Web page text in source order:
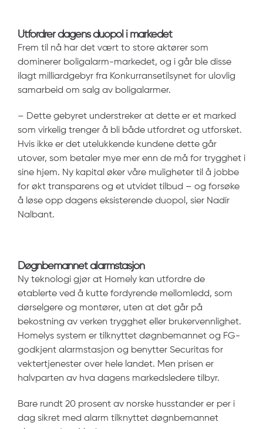
Utfordrer dagens duopol i markedet
Frem til nå har det vært to store aktører som
dominerer boligalarm-markedet, og i går ble disse
ilagt milliardgebyr fra Konkurransetilsynet for ulovlig
samarbeid om salg av boligalarmer.
– Dette gebyret understreker at dette er et marked
som virkelig trenger å bli både utfordret og utforsket.
Hvis ikke er det utelukkende kundene dette går
utover, som betaler mye mer enn de må for trygghet i
sine hjem. Ny kapital øker våre muligheter til å jobbe
for økt transparens og et utvidet tilbud – og forsøke
å løse opp dagens eksisterende duopol, sier Nadir
Nalbant.
Døgnbemannet alarmstasjon
Ny teknologi gjør at Homely kan utfordre de
etablerte ved å kutte fordyrende mellomledd, som
dørselgere og montører, uten at det går på
bekostning av verken trygghet eller brukervennlighet.
Homelys system er tilknyttet døgnbemannet og FG-
godkjent alarmstasjon og benytter Securitas for
vektertjenester over hele landet. Men prisen er
halvparten av hva dagens markedsledere tilbyr.
Bare rundt 20 prosent av norske husstander er per i
dag sikret med alarm tilknyttet døgnbemannet